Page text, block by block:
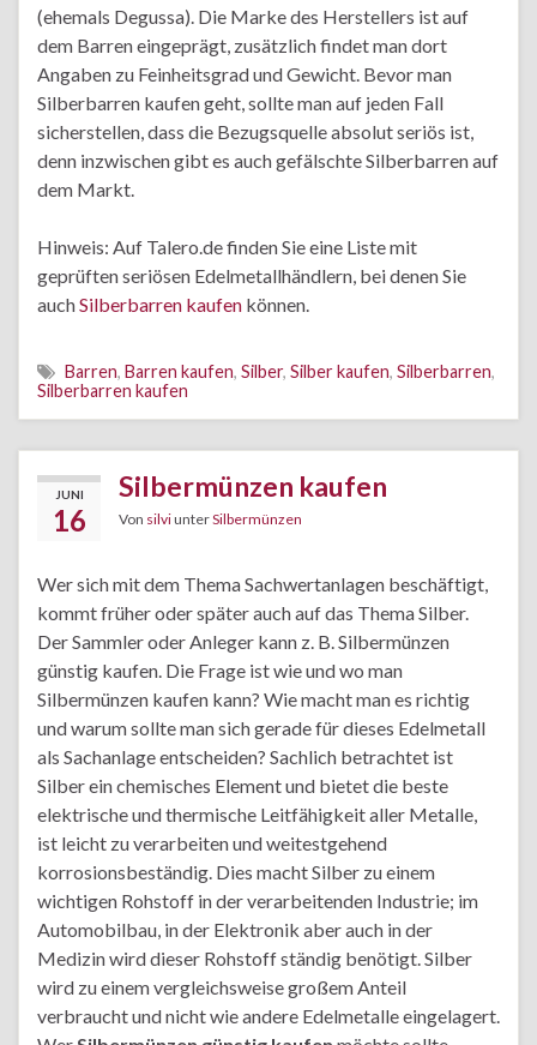
(ehemals Degussa). Die Marke des Herstellers ist auf
dem Barren eingeprägt, zusätzlich findet man dort
Angaben zu Feinheitsgrad und Gewicht. Bevor man
Silberbarren kaufen geht, sollte man auf jeden Fall
sicherstellen, dass die Bezugsquelle absolut seriös ist,
denn inzwischen gibt es auch gefälschte Silberbarren auf
dem Markt.
Hinweis: Auf Talero.de finden Sie eine Liste mit
geprüften seriösen Edelmetallhändlern, bei denen Sie
auchSilberbarren kaufen können.
Barren, Barren kaufen, Silber, Silber kaufen, Silberbarren,
Silberbarren kaufen
JUNI
16
Silbermünzen kaufen
Von silviunterSilbermünzen
Wer sich mit dem Thema Sachwertanlagen beschäftigt,
kommt früher oder später auch auf das Thema Silber.
Der Sammler oder Anleger kann z. B. Silbermünzen
günstig kaufen. Die Frage ist wie und wo man
Silbermünzen kaufen kann? Wie macht man es richtig
und warum sollte man sich gerade für dieses Edelmetall
als Sachanlage entscheiden? Sachlich betrachtet ist
Silber ein chemisches Element und bietet die beste
elektrische und thermische Leitfähigkeit aller Metalle,
ist leicht zu verarbeiten und weitestgehend
korrosionsbeständig. Dies macht Silber zu einem
wichtigen Rohstoff in der verarbeitenden Industrie; im
Automobilbau, in der Elektronik aber auch in der
Medizin wird dieser Rohstoff ständig benötigt. Silber
wird zu einem vergleichsweise großem Anteil
verbraucht und nicht wie andere Edelmetalle eingelagert.